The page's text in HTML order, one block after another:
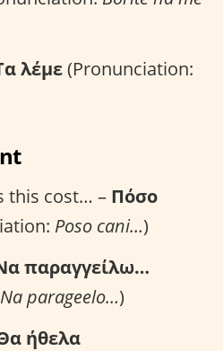
λέμε(Pronunciation:
this cost… – Πόσο
Poso cani…)
παραγγείλω…
Na parageelo…)
ήθελα